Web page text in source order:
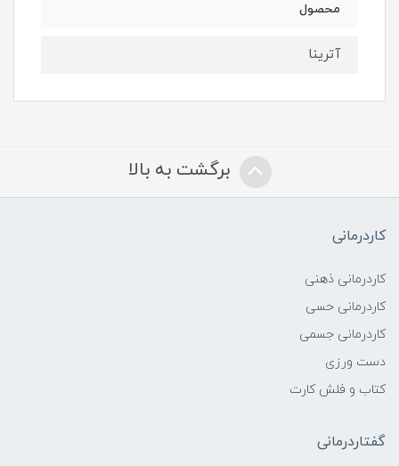
محصول
آترینا
برگشت به بالا
کاردرمانی
کاردرمانی ذهنی
کاردرمانی حسی
کاردرمانی جسمی
دست ورزی
کتاب و فلش کارت
گفتاردرمانی